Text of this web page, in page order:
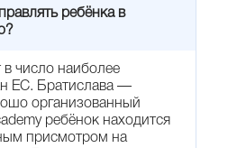
ребёнка в
в число наиболее
ЕС. Братислава —
организованный
ребёнок находится
присмотром на